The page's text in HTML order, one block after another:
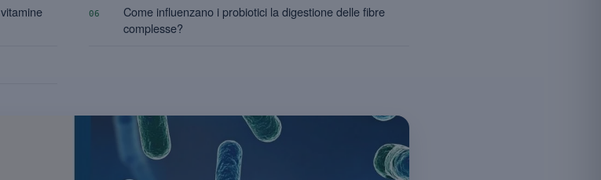
06
Come influenzano i probiotici la digestione delle fibre
complesse?